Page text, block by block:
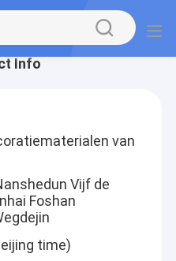
Info
van
Vijf de
Foshan
time)